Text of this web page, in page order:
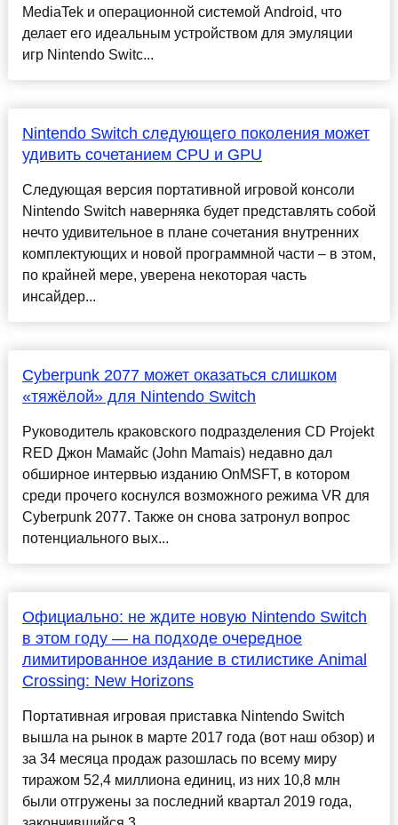
MediaTek и операционной системой Android, что
делает его идеальным устройством для эмуляции
игр Nintendo Switc...
Nintendo Switch следующего поколения может
удивить сочетанием CPU и GPU
Следующая версия портативной игровой консоли
Nintendo Switch наверняка будет представлять собой
нечто удивительное в плане сочетания внутренних
комплектующих и новой программной части – в этом,
по крайней мере, уверена некоторая часть
инсайдер...
Cyberpunk 2077 может оказаться слишком
«тяжёлой» для Nintendo Switch
Руководитель краковского подразделения CD Projekt
RED Джон Мамайс (John Mamais) недавно дал
обширное интервью изданию OnMSFT, в котором
среди прочего коснулся возможного режима VR для
Cyberpunk 2077. Также он снова затронул вопрос
потенциального вых...
Официально: не ждите новую Nintendo Switch
в этом году — на подходе очередное
лимитированное издание в стилистике Animal
Crossing: New Horizons
Портативная игровая приставка Nintendo Switch
вышла на рынок в марте 2017 года (вот наш обзор) и
за 34 месяца продаж разошлась по всему миру
тиражом 52,4 миллиона единиц, из них 10,8 млн
были отгружены за последний квартал 2019 года,